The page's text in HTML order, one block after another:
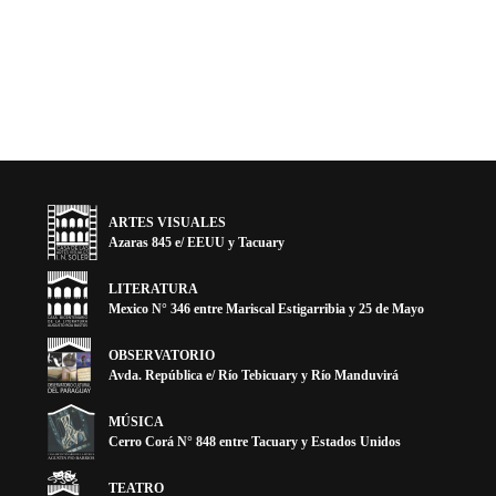
ARTES VISUALES
Azaras 845 e/ EEUU y Tacuary
LITERATURA
Mexico N° 346 entre Mariscal Estigarribia y 25 de Mayo
OBSERVATORIO
Avda. República e/ Río Tebicuary y Río Manduvirá
MÚSICA
Cerro Corá N° 848 entre Tacuary y Estados Unidos
TEATRO